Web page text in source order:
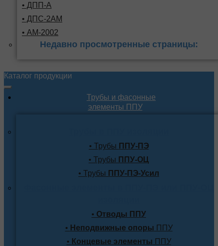
• ДПП-А
• ДПС-2АМ
• АМ-2002
Недавно просмотренные страницы:
Каталог продукции
Трубы и фасонные
элементы ППУ
• Трубы ППУ-ПЭ
• Трубы ППУ-ОЦ
• Трубы ППУ-ПЭ-Усил
• Отводы ППУ
• Неподвижные опоры ППУ
• Концевые элементы ППУ